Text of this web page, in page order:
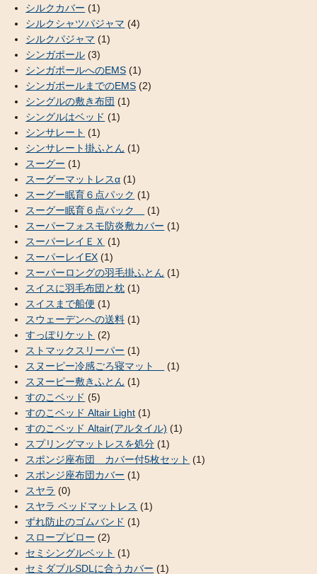
シルクカバー (1)
シルクシャツパジャマ (4)
シルクパジャマ (1)
シンガポール (3)
シンガポールへのEMS (1)
シンガポールまでのEMS (2)
シングルの敷き布団 (1)
シングルはベッド (1)
シンサレート (1)
シンサレート掛ふとん (1)
スーグー (1)
スーグーマットレスα (1)
スーグー眠育６点パック (1)
スーグー眠育６点パック
(1)
スーパーフォスモ防炎敷カバー (1)
スーパーレイＥＸ (1)
スーパーレイEX (1)
スーパーロングの羽毛掛ふとん (1)
スイスに羽毛布団と枕 (1)
スイスまで船便 (1)
スウェーデンへの送料 (1)
すっぽりケット (2)
ストマックスリーパー (1)
スヌーピー冷感ごろ寝マット
(1)
スヌーピー敷きふとん (1)
すのこベッド (5)
すのこベッド Altair Light (1)
すのこベッド Altair(アルタイル) (1)
スプリングマットレスを処分 (1)
スポンジ座布団 カバー付5枚セット (1)
スポンジ座布団カバー (1)
スヤラ (0)
スヤラ ベッドマットレス (1)
ずれ防止のゴムバンド (1)
スロープピロー (2)
セミシングルベット (1)
セミダブルSDLに合うカバー (1)